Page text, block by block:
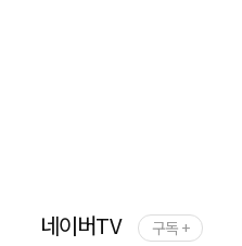
네이버TV 구독 +